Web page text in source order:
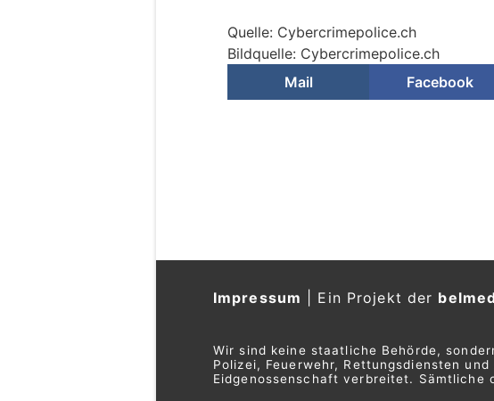
Quelle: Cybercrimepolice.ch
Bildquelle: Cybercrimepolice.ch
Mail
Facebook
Impressum Ein Projekt der
Wir sind keine staatliche Behörde,
Polizei, Feuerwehr, Rettungsdiensten
Eidgenossenschaft verbreitet. Sämtliche